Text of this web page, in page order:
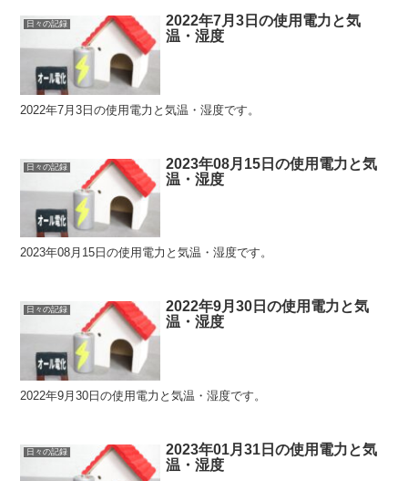
日々の記録
2022年7月3日の使用電力と気
温・湿度
2022年7月3日の使用電力と気温・湿度です。
日々の記録
2023年08月15日の使用電力と気
温・湿度
2023年08月15日の使用電力と気温・湿度です。
日々の記録
2022年9月30日の使用電力と気
温・湿度
2022年9月30日の使用電力と気温・湿度です。
日々の記録
2023年01月31日の使用電力と気
温・湿度